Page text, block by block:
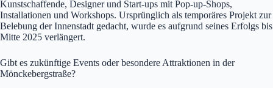
Kunstschaffende, Designer und Start-ups mit Pop-up-Shops,
Installationen und Workshops. Ursprünglich als temporäres Projekt zur
Belebung der Innenstadt gedacht, wurde es aufgrund seines Erfolgs bis
Mitte 2025 verlängert.
Gibt es zukünftige Events oder besondere Attraktionen in der
Mönckebergstraße?